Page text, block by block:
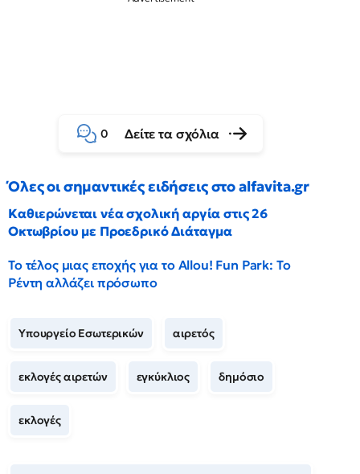
0 Δείτε τα σχόλια
Όλες οι σημαντικές ειδήσεις στο alfavita.gr
Καθιερώνεται νέα σχολική αργία στις 26
Οκτωβρίου με Προεδρικό Διάταγμα
Το τέλος μιας εποχής για το Allou! Fun Park: Το
Ρέντη αλλάζει πρόσωπο
Υπουργείο Εσωτερικών αιρετός
εκλογές αιρετών εγκύκλιος δημόσιο
εκλογές